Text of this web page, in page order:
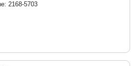
2168-5703